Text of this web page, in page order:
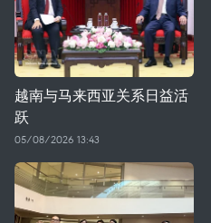
越南与马来西亚关系日益活
跃
05/08/2026 13:43